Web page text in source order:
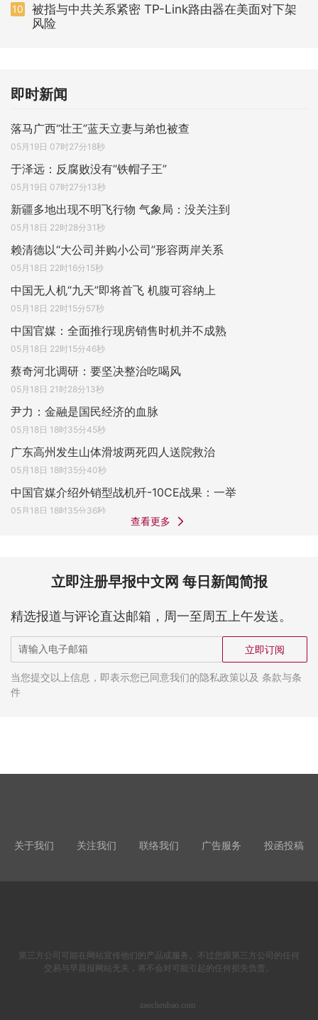
10
被指与中共关系紧密 TP-Link路由器在美面对下架
风险
即时新闻
落马广西“壮王”蓝天立妻与弟也被查
05月19日 07时27分18秒
于泽远：反腐败没有“铁帽子王”
05月19日 07时27分13秒
新疆多地出现不明飞行物 气象局：没关注到
05月18日 22时28分31秒
赖清德以“大公司并购小公司”形容两岸关系
05月18日 22时16分15秒
中国无人机“九天”即将首飞 机腹可容纳上
05月18日 22时15分57秒
中国官媒：全面推行现房销售时机并不成熟
05月18日 22时15分46秒
蔡奇河北调研：要坚决整治吃喝风
05月18日 21时28分13秒
尹力：金融是国民经济的血脉
05月18日 18时35分45秒
广东高州发生山体滑坡两死四人送院救治
05月18日 18时35分40秒
中国官媒介绍外销型战机歼-10CE战果：一举
05月18日 18时35分36秒
查看更多
立即注册早报中文网 每日新闻简报
精选报道与评论直达邮箱，周一至周五上午发送。
立即订阅
当您提交以上信息，即表示您已同意我们的隐私政策以及 条款与条
件
关于我们 关注我们 联络我们 广告服务 投函投稿
第三方公司可能在网站宣传他们的产品或服务。不过您跟第三方公司的任何
交易与早晨报网站无关，将不会对可能引起的任何损失负责。
zaochenbao.com